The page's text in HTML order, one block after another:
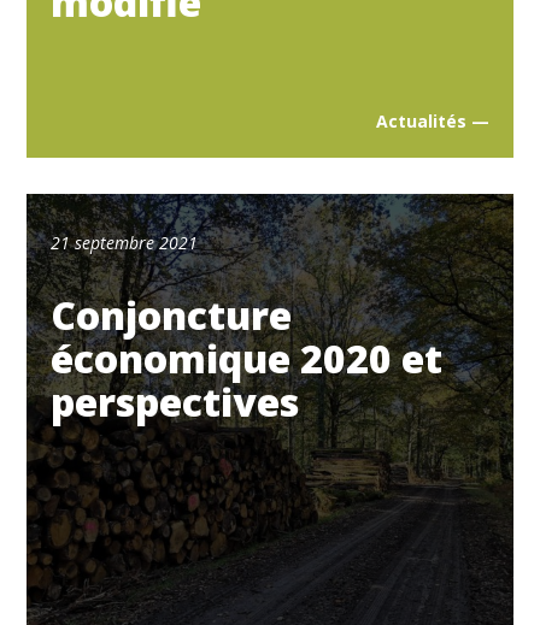
Actualités —
21 septembre 2021
Conjoncture
économique 2020 et
perspectives